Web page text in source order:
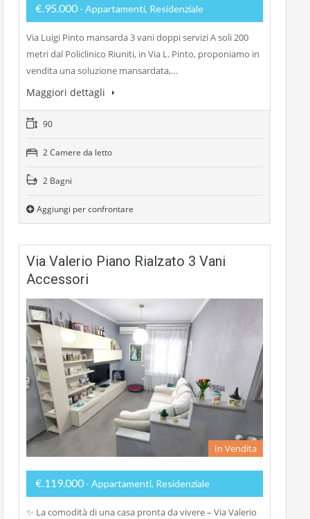
€.95.000 - Appartamenti, Residenziale
Via Luigi Pinto mansarda 3 vani doppi servizi A soli 200
metri dal Policlinico Riuniti, in Via L. Pinto, proponiamo in
vendita una soluzione mansardata,…
Maggiori dettagli
90
2 Camere da letto
2 Bagni
Aggiungi per confrontare
Via Valerio Piano Rialzato 3 Vani
Accessori
In Vendita
€.119.000 - Appartamenti, Residenziale
✨ La comodità di una casa pronta da vivere – Via Valerio